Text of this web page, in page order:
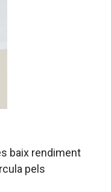
baix rendiment
pels